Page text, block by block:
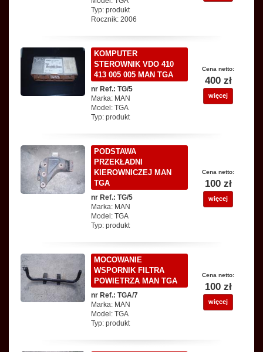
Typ: produkt
Rocznik: 2006
KOMPUTER
STEROWNIK VDO 410
413 005 005 MAN TGA
nr Ref.: TG/5
Marka: MAN
Model: TGA
Typ: produkt
Cena netto:
400 zł
więcej
PODSTAWA
PRZEKŁADNI
KIEROWNICZEJ MAN
TGA
nr Ref.: TG/5
Marka: MAN
Model: TGA
Typ: produkt
Cena netto:
100 zł
więcej
MOCOWANIE
WSPORNIK FILTRA
POWIETRZA MAN TGA
nr Ref.: TGA/7
Marka: MAN
Model: TGA
Typ: produkt
Cena netto:
100 zł
więcej